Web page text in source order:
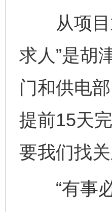
从项目
求人”是胡
门和供电
提前15天
要我们找
“有事必